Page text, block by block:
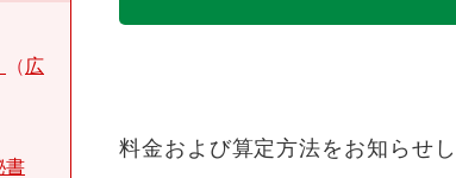
料金および算定方法をお知らせし
広
書